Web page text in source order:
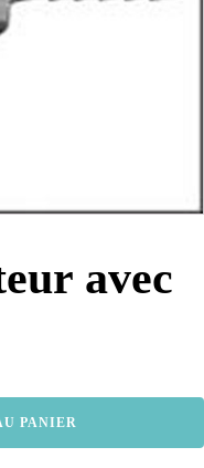
avec
PANIER